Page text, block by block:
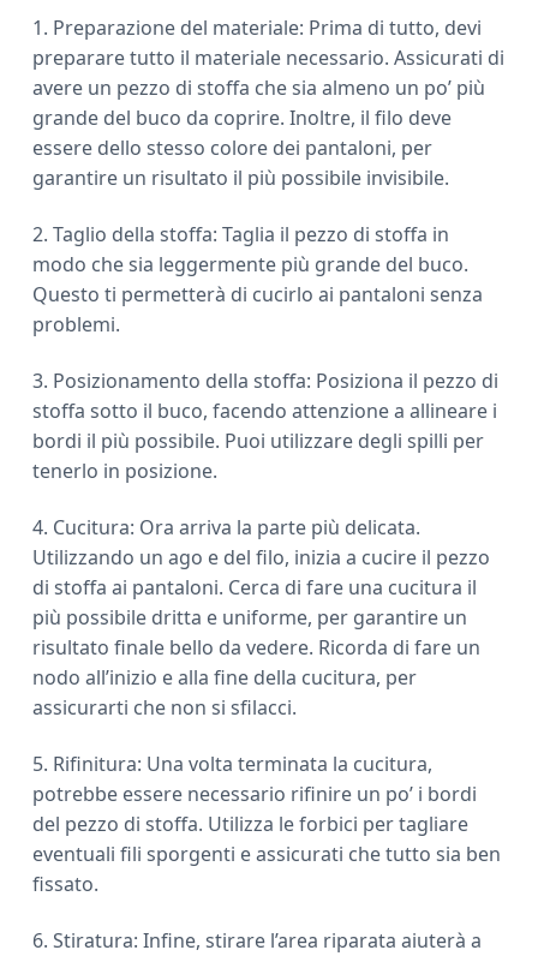
1. Preparazione del materiale: Prima di tutto, devi
preparare tutto il materiale necessario. Assicurati di
avere un pezzo di stoffa che sia almeno un po’ più
grande del buco da coprire. Inoltre, il filo deve
essere dello stesso colore dei pantaloni, per
garantire un risultato il più possibile invisibile.
2. Taglio della stoffa: Taglia il pezzo di stoffa in
modo che sia leggermente più grande del buco.
Questo ti permetterà di cucirlo ai pantaloni senza
problemi.
3. Posizionamento della stoffa: Posiziona il pezzo di
stoffa sotto il buco, facendo attenzione a allineare i
bordi il più possibile. Puoi utilizzare degli spilli per
tenerlo in posizione.
4. Cucitura: Ora arriva la parte più delicata.
Utilizzando un ago e del filo, inizia a cucire il pezzo
di stoffa ai pantaloni. Cerca di fare una cucitura il
più possibile dritta e uniforme, per garantire un
risultato finale bello da vedere. Ricorda di fare un
nodo all’inizio e alla fine della cucitura, per
assicurarti che non si sfilacci.
5. Rifinitura: Una volta terminata la cucitura,
potrebbe essere necessario rifinire un po’ i bordi
del pezzo di stoffa. Utilizza le forbici per tagliare
eventuali fili sporgenti e assicurati che tutto sia ben
fissato.
6. Stiratura: Infine, stirare l’area riparata aiuterà a